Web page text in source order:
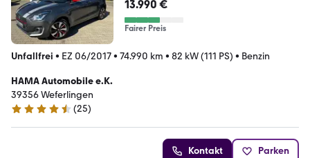
13.990 €
Fairer Preis
Unfallfrei • EZ 06/2017• 74.990 km • 82 kW (111 PS) • Benzin
HAMA Automobile e.K.
39356 Weferlingen
4.3 Sterne
(25)
Kontakt Parken